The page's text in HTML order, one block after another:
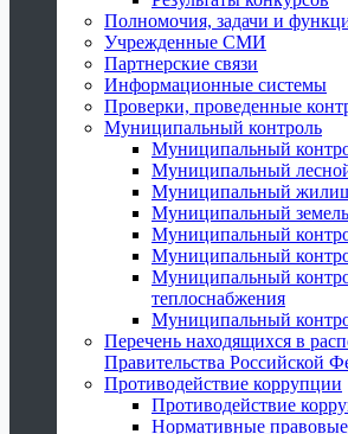
Полномочия, задачи и
Учрежденные СМИ
Партнерские связи
Информационные системы
Проверки, проведенные
Муниципальный контроль
Муниципальный
Муниципальный
Муниципальный
Муниципальный
Муниципальный
Муниципальный
Муниципальный
теплоснабжения
Муниципальный
Перечень находящихся в
Правительства Российской
Противодействие коррупции
Противодействие
Нормативные